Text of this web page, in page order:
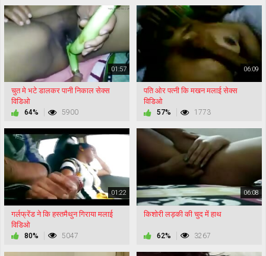
01:57
चुत मे भटे डालकर पानी निकाल सेक्स
विडिओ
64% 5900
06:09
पति ओर पत्नी कि मखन मलाई सेक्स
विडिओ
57% 1773
01:22
गर्लफ्रेंड ने कि हस्तमैथुन गिराया मलाई
विडिओ
80% 5047
06:08
किशोरी लड़की की चुद में हाथ
62% 3267